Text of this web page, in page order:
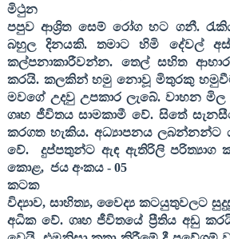
මිථුන
පපුව ආශ්‍රිත සෙම් රෝග හට ගනී.
බහුල දිනයකි. තමාට හිමි දේවල්
කල්පනාකාරීවන්න. තෙල් සහිත
කරයි. කලකින් හමු නොවූ මිතුරකු
මවගේ උදවු උපකාර ලැබේ. වාහන
ගෘහ ජීවිතය සාමකාමී වේ. සිතේ
කරගත හැකිය. අධ්‍යාපනය ලබන්නන්ට
වේ.
දුප්පතුන්ට ඇඳ ඇතිරිලි පරිත්‍යාග
කොළ, ජය අංකය - 05
කටක
විද්‍යාව, සාහිත්‍ය, වෛද්‍ය කටයුතුවලට
අධික වේ. ගෘහ ජීවිතයේ ප්‍රීතිය අඩු